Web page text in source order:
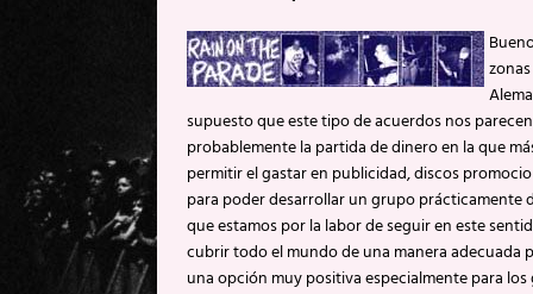
supuesto que este tipo de acuerdos nos
probablemente la partida de dinero en la que
permitir el gastar en publicidad, discos
para poder desarrollar un grupo prácticamente
que estamos por la labor de seguir en este
cubrir todo el mundo de una manera
una opción muy positiva especialmente para los